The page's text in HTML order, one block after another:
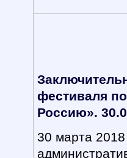
фестиваля
Россию».
30 марта